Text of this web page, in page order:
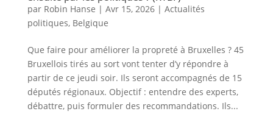
par Robin Hanse | Avr 15, 2026| Actualités
politiques, Belgique
Que faire pour améliorer la propreté à Bruxelles ? 45
Bruxellois tirés au sort vont tenter d’y répondre à
partir de ce jeudi soir. Ils seront accompagnés de 15
députés régionaux. Objectif : entendre des experts,
débattre, puis formuler des recommandations. Ils...